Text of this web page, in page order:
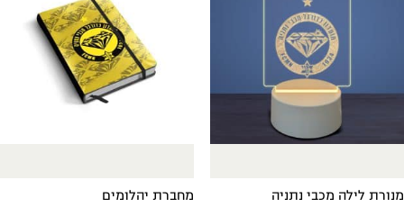
לילה מכבי נתניה
מחברת יהלומים